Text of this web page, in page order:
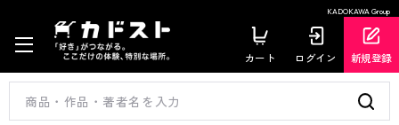
KADOKAWA Group
カート ログイン 新規登録